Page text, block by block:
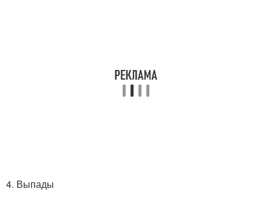
4. Выпады